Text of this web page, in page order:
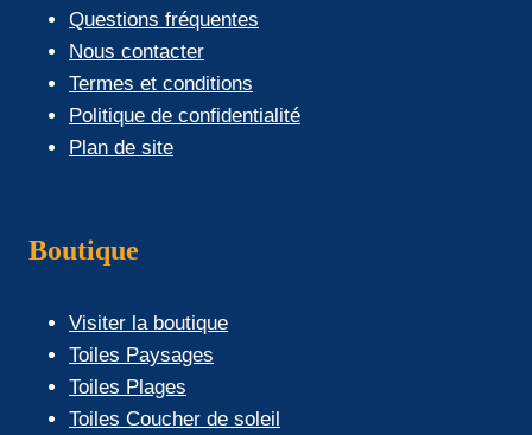
Questions fréquentes
Nous contacter
Termes et conditions
Politique de confidentialité
Plan de site
Boutique
Visiter la boutique
Toiles Paysages
Toiles Plages
Toiles Coucher de soleil